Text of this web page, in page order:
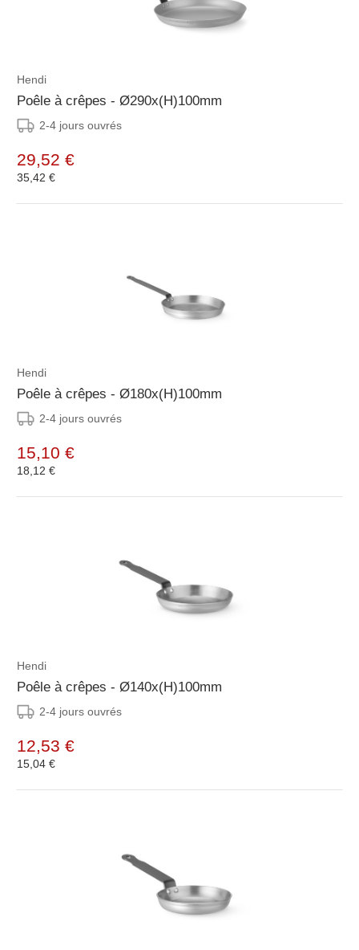
Hendi
Poêle à crêpes - Ø290x(H)100mm
2-4 jours ouvrés
29,52 €
35,42 €
Hendi
Poêle à crêpes - Ø180x(H)100mm
2-4 jours ouvrés
15,10 €
18,12 €
Hendi
Poêle à crêpes - Ø140x(H)100mm
2-4 jours ouvrés
12,53 €
15,04 €